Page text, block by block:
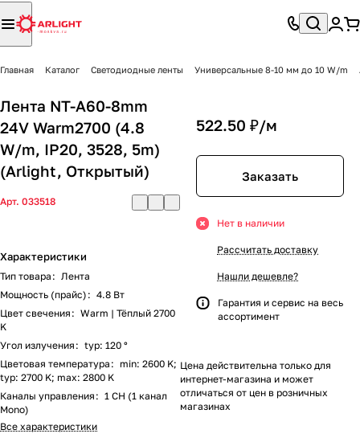
Главная Каталог Светодиодные ленты Универсальные 8-10 мм до 10 W/m
Лента NT-A60-8mm
24V Warm2700 (4.8
W/m, IP20, 3528, 5m)
(Arlight, Открытый)
Арт. 033518
Характеристики
Тип товара : Лента
Мощность (прайс) : 4.8 Вт
Цвет свечения : Warm | Тёплый 2700
K
Угол излучения : typ: 120 °
Цветовая температура : min: 2600 K;
typ: 2700 K; max: 2800 K
Каналы управления : 1 CH (1 канал
Mono)
Все характеристики
522.50 ₽/м
Заказать
Нет в наличии
Рассчитать доставку
Нашли дешевле?
Гарантия и сервис на весь
ассортимент
Цена действительна только для
интернет-магазина и может
отличаться от цен в розничных
магазинах